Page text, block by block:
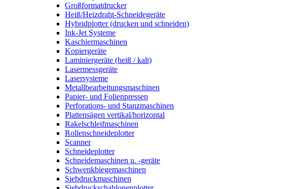
Großformatdrucker
Heiß/Heizdraht-Schneidegeräte
Hybridplotter (drucken und schneiden)
Ink-Jet Systeme
Kaschiermaschinen
Kopiergeräte
Laminiergeräte (heiß / kalt)
Lasermessgeräte
Lasersysteme
Metallbearbeitungsmaschinen
Papier- und Folienpressen
Perforations- und Stanzmaschinen
Plattensägen vertikal/horizontal
Rakelschleifmaschinen
Rollenschneideplotter
Scanner
Schneideplotter
Schneidemaschinen u. -geräte
Schwenkbiegemaschinen
Siebdruckmaschinen